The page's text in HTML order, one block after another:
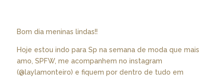
Bom dia meninas lindas!!
Hoje estou indo para Sp na semana de moda que mais
amo, SPFW, me acompanhem no instagram
(@laylamonteiro) e fiquem por dentro de tudo em